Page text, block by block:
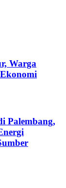
Warga
Palembang,